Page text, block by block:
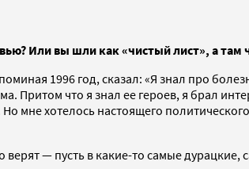
Или вы шли как «чистый лист», а там
1996 год, сказал: «Я знал про
Притом что я знал ее героев, я брал
мне хотелось настоящего
— пусть в какие-то самые